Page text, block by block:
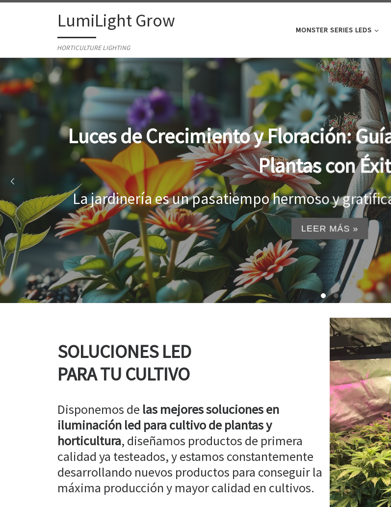
Skip to contentLumiLight Grow
HORTICULTURE LIGHTING
MONSTER SERIES LEDS
Lámparas para indoor: la clave para
tus plantas
Al cultivar plantas en el interior, es importante
...
LEER MÁS »
SOLUCIONES LED
PARA TU CULTIVO
Disponemos de las mejores soluciones en
iluminación led para cultivo de plantas y
horticultura, diseñamos productos de primera
calidad ya testeados, y estamos constantemente
desarrollando nuevos productos para conseguir la
máxima producción y mayor calidad en cultivos.